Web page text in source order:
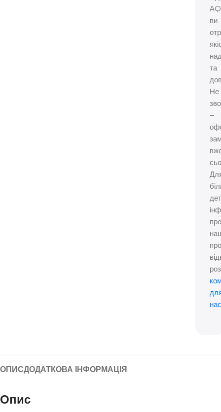
ви
та
Не
–
про
ОПИСДОДАТКОВА ІНФОРМАЦІЯ
Опис